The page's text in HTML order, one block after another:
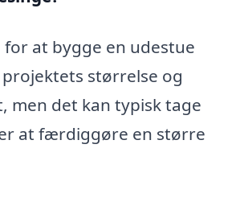
at bygge en udestue
størrelse og
men det kan typisk tage
at færdiggøre en større